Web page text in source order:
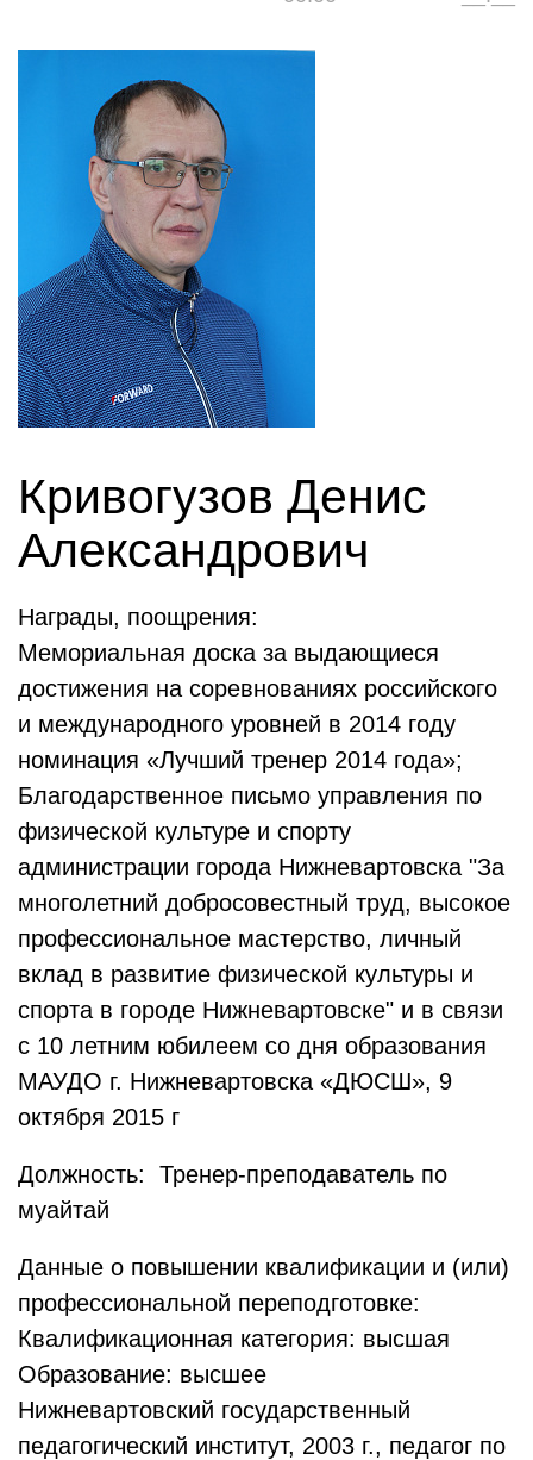
Кривогузов Денис
Александрович
Награды, поощрения:
Мемориальная доска за выдающиеся
достижения на соревнованиях российского
и международного уровней в 2014 году
номинация «Лучший тренер 2014 года»;
Благодарственное письмо управления по
физической культуре и спорту
администрации города Нижневартовска "За
многолетний добросовестный труд, высокое
профессиональное мастерство, личный
вклад в развитие физической культуры и
спорта в городе Нижневартовске" и в связи
с 10 летним юбилеем со дня образования
МАУДО г. Нижневартовска «ДЮСШ», 9
октября 2015 г
Должность: Тренер-преподаватель по
муайтай
Данные о повышении квалификации и (или)
профессиональной переподготовке:
Квалификационная категория: высшая
Образование: высшее
Нижневартовский государственный
педагогический институт, 2003 г., педагог по